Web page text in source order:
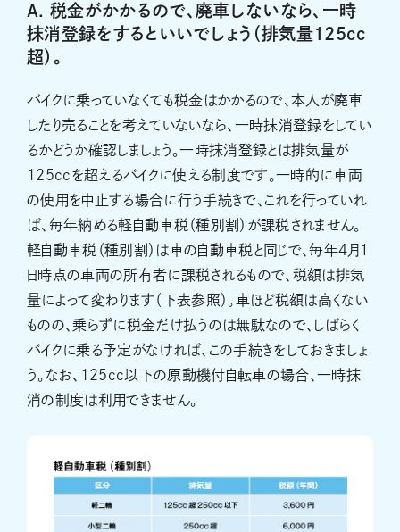
A. 税金がかかるので、廃車しないなら、一時
抹消登録をするといいでしょう（排気量125cc
超）。
バイクに乗っていなくても税金はかかるので、本人が廃車
したり売ることを考えていないなら、一時抹消登録をしてい
るかどうか確認しましょう。一時抹消登録とは排気量が
125ccを超えるバイクに使える制度です。一時的に車両
の使用を中止する場合に行う手続きで、これを行っていれ
ば、毎年納める軽自動車税（種別割）が課税されません。
軽自動車税（種別割）は車の自動車税と同じで、毎年４月１
日時点の車両の所有者に課税されるもので、税額は排気
量によって変わります（下表参照）。車ほど税額は高くない
ものの、乗らずに税金だけ払うのは無駄なので、しばらく
バイクに乗る予定がなければ、この手続きをしておきましょ
う。なお、125cc以下の原動機付自転車の場合、一時抹
消の制度は利用できません。